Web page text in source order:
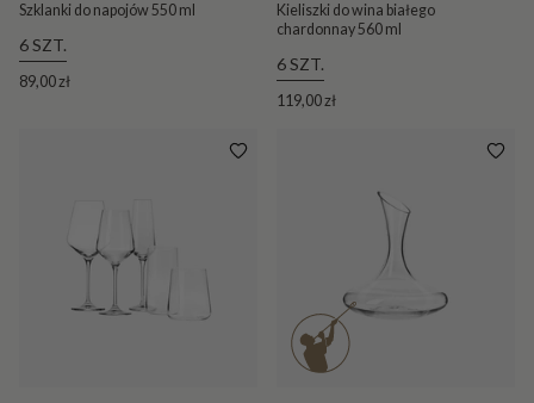
Szklanki do napojów 550 ml
6 SZT.
89,00 zł
Kieliszki do wina białego
chardonnay 560 ml
6 SZT.
119,00 zł